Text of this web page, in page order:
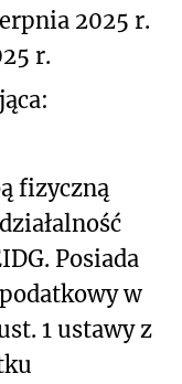
2025 r.
r.
fizyczną
Posiada
w
1 ustawy z